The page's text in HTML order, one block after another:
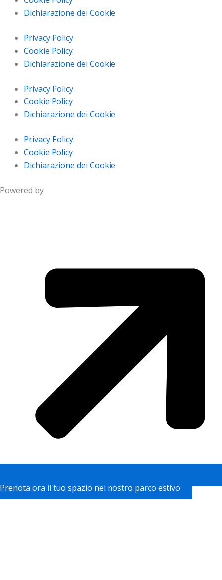
Dichiarazione dei Cookie
Privacy Policy
Cookie Policy
Dichiarazione dei Cookie
Privacy Policy
Cookie Policy
Dichiarazione dei Cookie
Privacy Policy
Cookie Policy
Dichiarazione dei Cookie
Powered by
Prenota ora il tuo spazio nel nostro parco estivo